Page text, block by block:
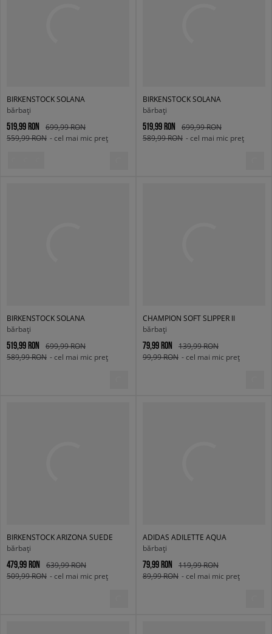
BIRKENSTOCK SOLANA
bărbați
519,99 RON
699,99 RON
559,99 RON - cel mai mic preț
BIRKENSTOCK SOLANA
bărbați
519,99 RON
699,99 RON
589,99 RON - cel mai mic preț
BIRKENSTOCK SOLANA
bărbați
519,99 RON
699,99 RON
589,99 RON - cel mai mic preț
CHAMPION SOFT SLIPPER II
bărbați
79,99 RON
139,99 RON
99,99 RON - cel mai mic preț
BIRKENSTOCK ARIZONA SUEDE
bărbați
479,99 RON
639,99 RON
509,99 RON - cel mai mic preț
ADIDAS ADILETTE AQUA
bărbați
79,99 RON
119,99 RON
89,99 RON - cel mai mic preț